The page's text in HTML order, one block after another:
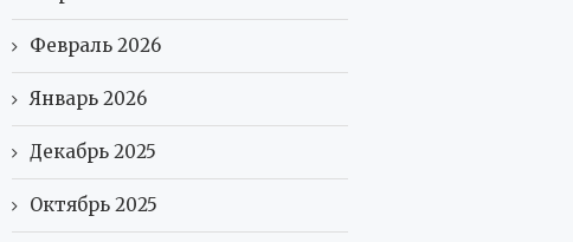
Февраль 2026
Январь 2026
Декабрь 2025
Октябрь 2025